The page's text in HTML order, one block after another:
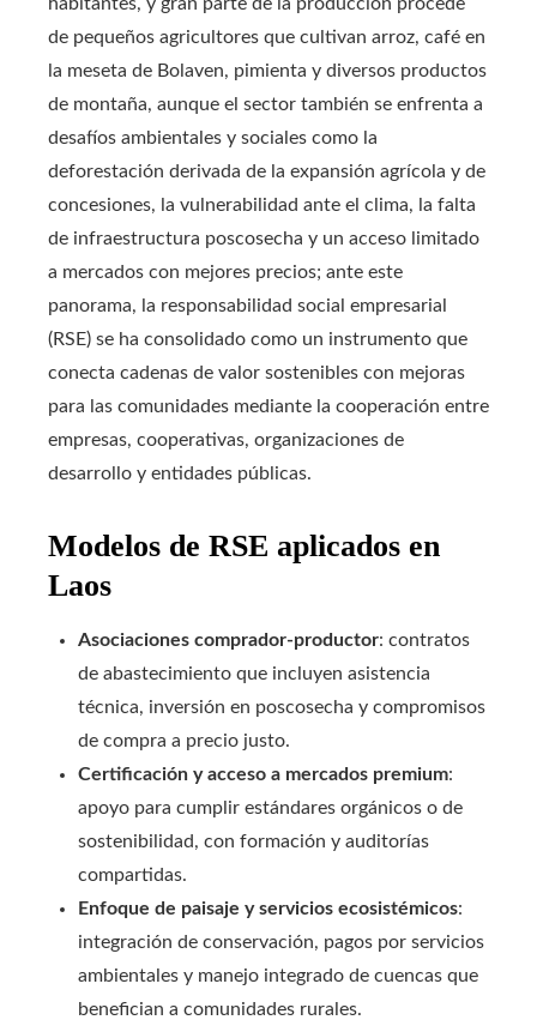
habitantes, y gran parte de la producción procede
de pequeños agricultores que cultivan arroz, café en
la meseta de Bolaven, pimienta y diversos productos
de montaña, aunque el sector también se enfrenta a
desafíos ambientales y sociales como la
deforestación derivada de la expansión agrícola y de
concesiones, la vulnerabilidad ante el clima, la falta
de infraestructura poscosecha y un acceso limitado
a mercados con mejores precios; ante este
panorama, la responsabilidad social empresarial
(RSE) se ha consolidado como un instrumento que
conecta cadenas de valor sostenibles con mejoras
para las comunidades mediante la cooperación entre
empresas, cooperativas, organizaciones de
desarrollo y entidades públicas.
Modelos de RSE aplicados en
Laos
Asociaciones comprador-productor: contratos
de abastecimiento que incluyen asistencia
técnica, inversión en poscosecha y compromisos
de compra a precio justo.
Certificación y acceso a mercados premium:
apoyo para cumplir estándares orgánicos o de
sostenibilidad, con formación y auditorías
compartidas.
Enfoque de paisaje y servicios ecosistémicos:
integración de conservación, pagos por servicios
ambientales y manejo integrado de cuencas que
benefician a comunidades rurales.